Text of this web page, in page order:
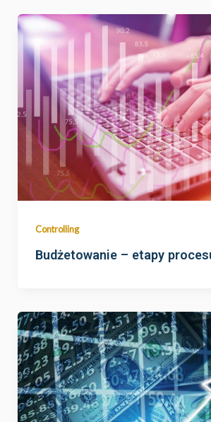
Controlling
Budżetowanie – etapy